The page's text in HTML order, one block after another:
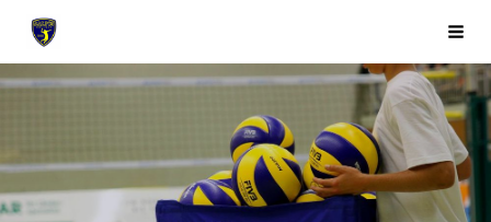
Siirry
sivunSivuston etusivulle